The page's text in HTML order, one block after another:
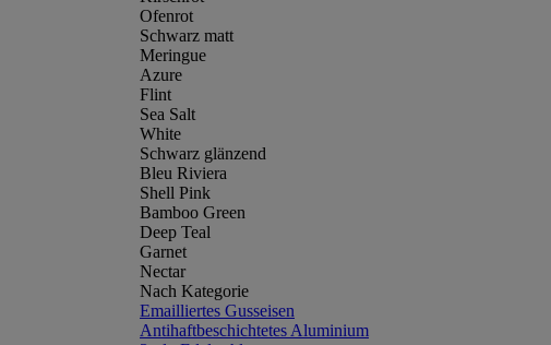
Ofenrot
Schwarz matt
Meringue
Azure
Flint
Sea Salt
White
Schwarz glänzend
Bleu Riviera
Shell Pink
Bamboo Green
Deep Teal
Garnet
Nectar
Nach Kategorie
Emailliertes Gusseisen
Antihaftbeschichtetes Aluminium